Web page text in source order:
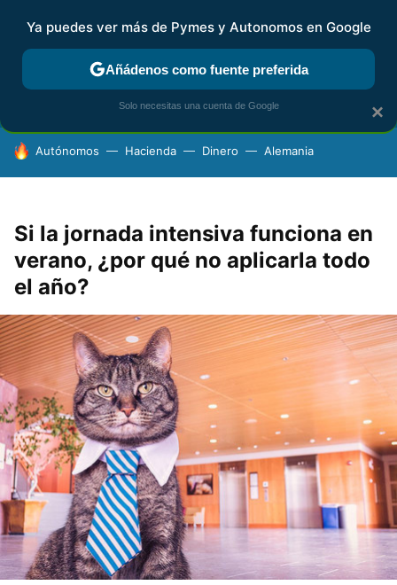
FISCALIDAD Y CONTABILIDAD KIT DIGITAL RENTA
HOY SE HABLA DE
Autónomos Hacienda Dinero Alemania
Si la jornada intensiva funciona en
verano, ¿por qué no aplicarla todo
el año?
×
Ya puedes ver más de Pymes y Autonomos en Google
Añádenos como fuente preferida
Solo necesitas una cuenta de Google